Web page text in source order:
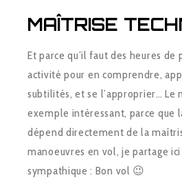
MAÎTRISE
Et parce qu’il faut des heures de
activité pour en comprendre,
subtilités, et se l’approprier… Le
exemple intéressant, parce que
dépend directement de la
manoeuvres en vol, je partage
sympathique : Bon vol 😉